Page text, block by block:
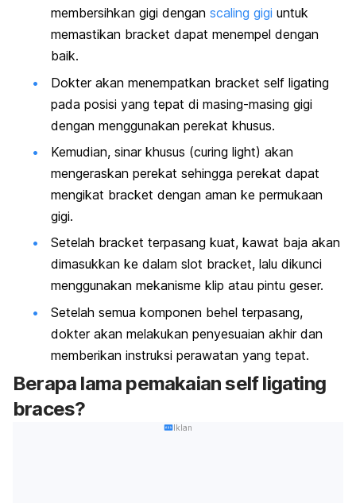
membersihkan gigi dengan scaling gigi untuk
memastikan bracket dapat menempel dengan
baik.
Dokter akan menempatkan bracket self ligating
pada posisi yang tepat di masing-masing gigi
dengan menggunakan perekat khusus.
Kemudian, sinar khusus (curing light) akan
mengeraskan perekat sehingga perekat dapat
mengikat bracket dengan aman ke permukaan
gigi.
Setelah bracket terpasang kuat, kawat baja akan
dimasukkan ke dalam slot bracket, lalu dikunci
menggunakan mekanisme klip atau pintu geser.
Setelah semua komponen behel terpasang,
dokter akan melakukan penyesuaian akhir dan
memberikan instruksi perawatan yang tepat.
Berapa lama pemakaianself ligating
braces?
Iklan